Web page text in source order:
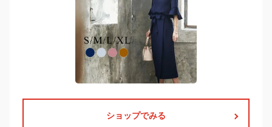
ショップでみる